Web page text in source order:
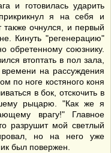
и готовилась ударить
я на себя и
также очнулся, и первый
Кинуть "регенерацию"
обретенному союзнику.
втоптать в пол зала,
на рассуждения
по ноге костяного коня
в бок, отскочить в
рыцарю. "Как же я
врагу!" Главное
разрушит мой светлый
но на него уже
был повержен.